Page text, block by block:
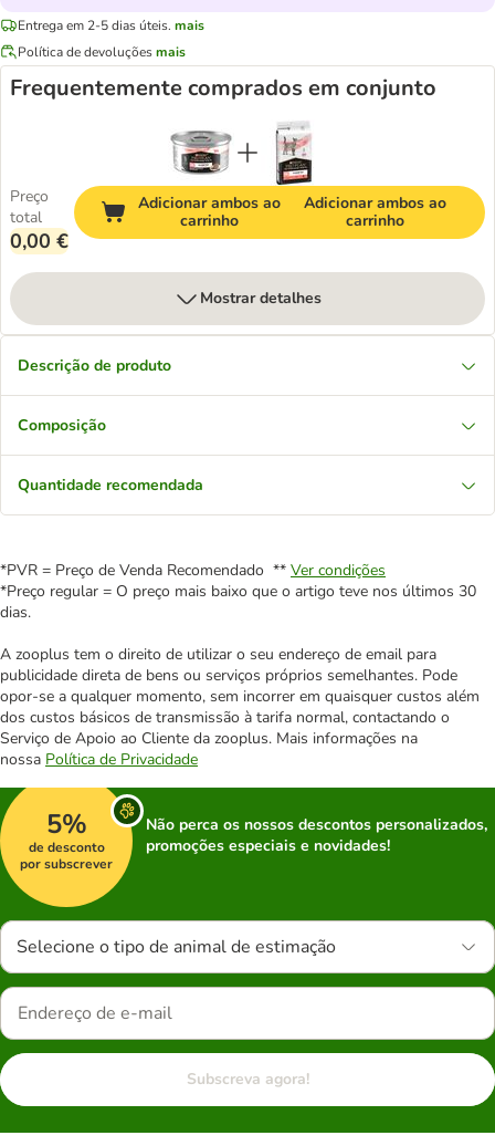
Entrega em 2-5 dias úteis. mais
Política de devoluçõesmais
Frequentemente comprados em conjunto
Preço
total
0,00 €
Adicionar ambos ao
carrinho
Adicionar ambos ao
carrinho
Mostrar detalhes
Descrição de produto
Composição
Quantidade recomendada
*PVR = Preço de Venda Recomendado ** Ver condições
*Preço regular = O preço mais baixo que o artigo teve nos últimos 30
dias.
A zooplus tem o direito de utilizar o seu endereço de email para
publicidade direta de bens ou serviços próprios semelhantes. Pode
opor-se a qualquer momento, sem incorrer em quaisquer custos além
dos custos básicos de transmissão à tarifa normal, contactando o
Serviço de Apoio ao Cliente da zooplus. Mais informações na
nossa Política de Privacidade
5%
de desconto
por subscrever
Não perca os nossos descontos personalizados,
promoções especiais e novidades!
Selecione o tipo de animal de estimação
Subscreva agora!